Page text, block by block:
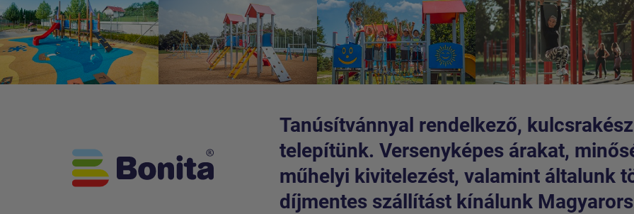
Tanúsítvánnyal rendelkező,
telepítünk. Versenyképes árakat,
műhelyi kivitelezést, valamint általunk
díjmentes szállítást kínálunk